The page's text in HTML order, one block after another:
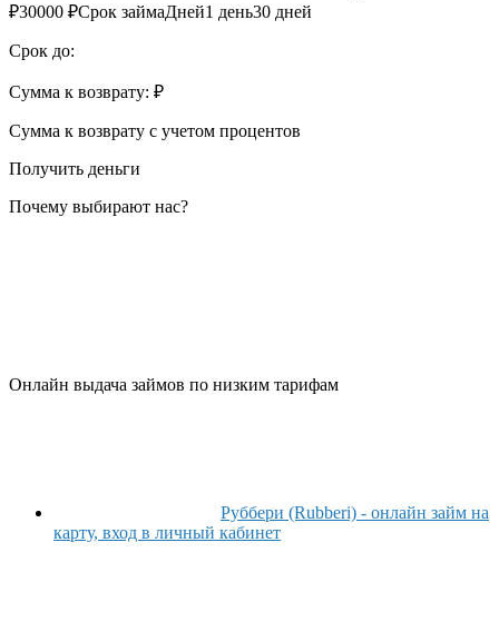
₽30000 ₽Срок займаДней1 день30 дней
Срок до:
Сумма к возврату: ₽
Сумма к возврату с учетом процентов
Получить деньги
Почему выбирают нас?
Онлайн выдача займов по низким тарифам
Руббери (Rubberi) - онлайн займ на
карту, вход в личный кабинет